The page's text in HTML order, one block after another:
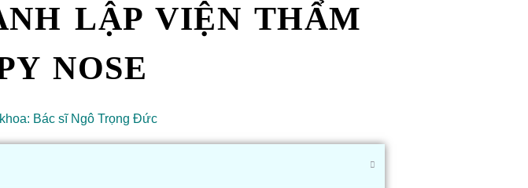
LẬP VIỆN THẨM
NOSE
Bác sĩ Ngô Trọng Đức